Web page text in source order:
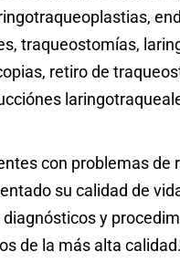
traqueostomías,
retiro de
con problemas de
su calidad de
y
de la más alta calidad.